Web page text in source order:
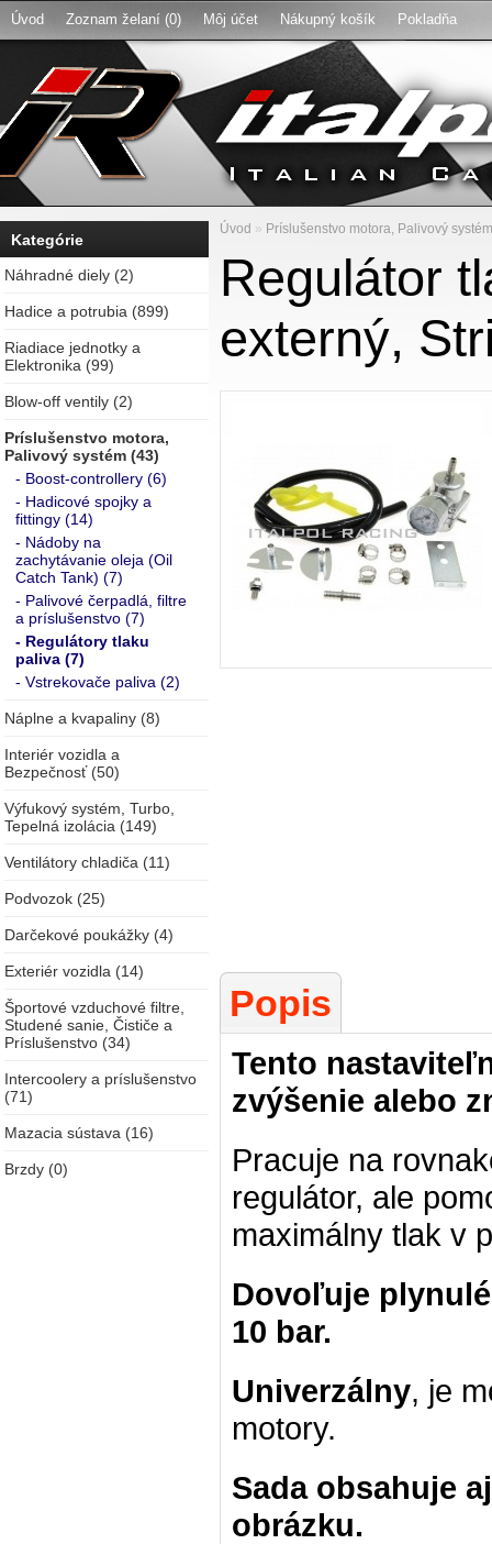
Úvod Zoznam želaní (0) Môj účet Nákupný košík Pokladňa
Kategórie
Náhradné diely (2)
Hadice a potrubia (899)
Riadiace jednotky a
Elektronika (99)
Blow-off ventily (2)
Príslušenstvo motora,
Palivový systém (43)
- Boost-controllery (6)
- Hadicové spojky a
fittingy (14)
- Nádoby na
zachytávanie oleja (Oil
Catch Tank) (7)
- Palivové čerpadlá, filtre
a príslušenstvo (7)
- Regulátory tlaku
paliva (7)
- Vstrekovače paliva (2)
Náplne a kvapaliny (8)
Interiér vozidla a
Bezpečnosť (50)
Výfukový systém, Turbo,
Tepelná izolácia (149)
Ventilátory chladiča (11)
Podvozok (25)
Darčekové poukážky (4)
Exteriér vozidla (14)
Športové vzduchové filtre,
Studené sanie, Čističe a
Príslušenstvo (34)
Intercoolery a príslušenstvo
(71)
Mazacia sústava (16)
Brzdy (0)
Úvod » Príslušenstvo motora, Palivový systém
Regulátor
externý,
Popis
Tento
zvýšenie alebo
Pracuje na
regulátor, ale
maximálny tlak v
Dovoľuje
10 bar.
Univerzálny, je
motory.
Sada obsahuje
obrázku.